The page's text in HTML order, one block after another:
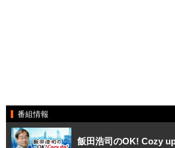
番組情報
飯田浩司のOK! Cozy